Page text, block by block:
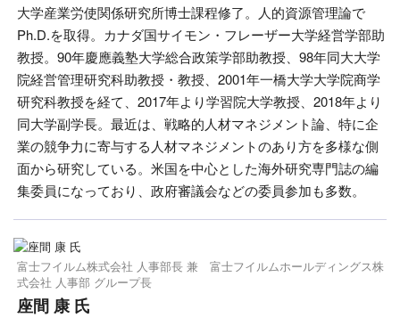
大学産業労使関係研究所博士課程修了。人的資源管理論で
Ph.D.を取得。カナダ国サイモン・フレーザー大学経営学部助
教授。90年慶應義塾大学総合政策学部助教授、98年同大大学
院経営管理研究科助教授・教授、2001年一橋大学大学院商学
研究科教授を経て、2017年より学習院大学教授、2018年より
同大学副学長。最近は、戦略的人材マネジメント論、特に企
業の競争力に寄与する人材マネジメントのあり方を多様な側
面から研究している。米国を中心とした海外研究専門誌の編
集委員になっており、政府審議会などの委員参加も多数。
富士フイルム株式会社 人事部長 兼 富士フイルムホールディングス株
式会社 人事部 グループ長
座間 康 氏